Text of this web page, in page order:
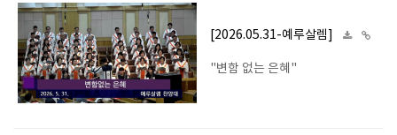
[2026.05.31-예루살렘]
"변함 없는 은혜"